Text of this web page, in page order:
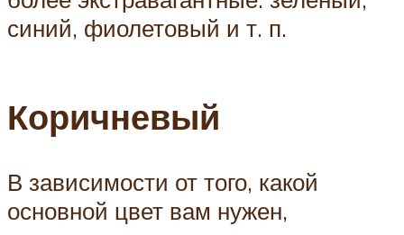
синий, фиолетовый и т. п.
Коричневый
В зависимости от того, какой
основной цвет вам нужен,